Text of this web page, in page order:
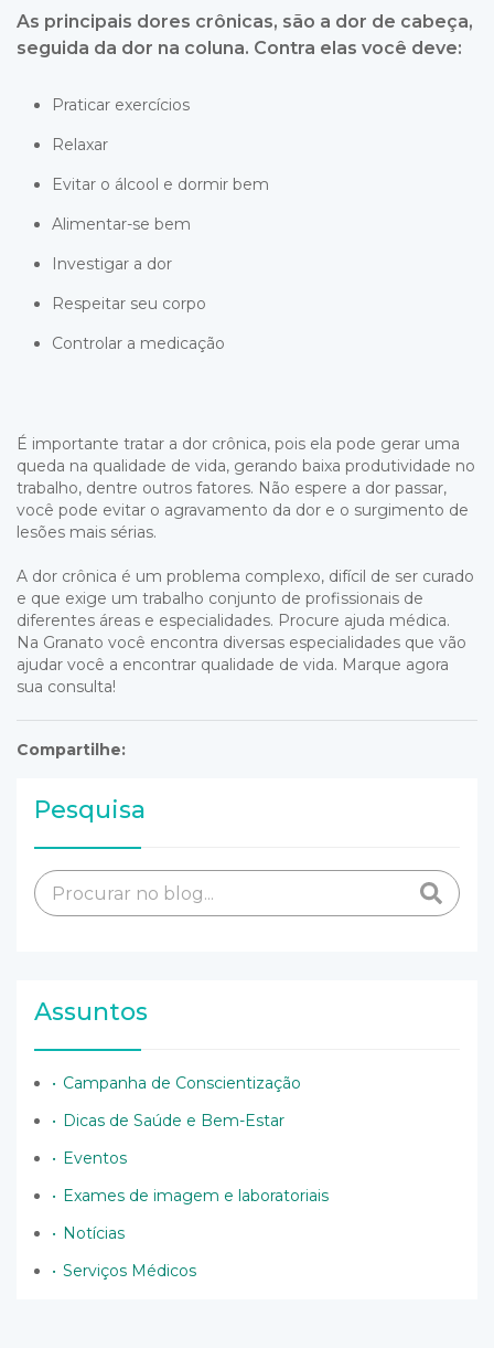
As principais dores crônicas, são a dor de cabeça,
seguida da dor na coluna. Contra elas você deve:
Praticar exercícios
Relaxar
Evitar o álcool e dormir bem
Alimentar-se bem
Investigar a dor
Respeitar seu corpo
Controlar a medicação
É importante tratar a dor crônica, pois ela pode gerar uma
queda na qualidade de vida, gerando baixa produtividade no
trabalho, dentre outros fatores. Não espere a dor passar,
você pode evitar o agravamento da dor e o surgimento de
lesões mais sérias.
A dor crônica é um problema complexo, difícil de ser curado
e que exige um trabalho conjunto de profissionais de
diferentes áreas e especialidades. Procure ajuda médica.
Na Granato você encontra diversas especialidades que vão
ajudar você a encontrar qualidade de vida. Marque agora
sua consulta!
Compartilhe:
Pesquisa
Assuntos
Campanha de Conscientização
Dicas de Saúde e Bem-Estar
Eventos
Exames de imagem e laboratoriais
Notícias
Serviços Médicos